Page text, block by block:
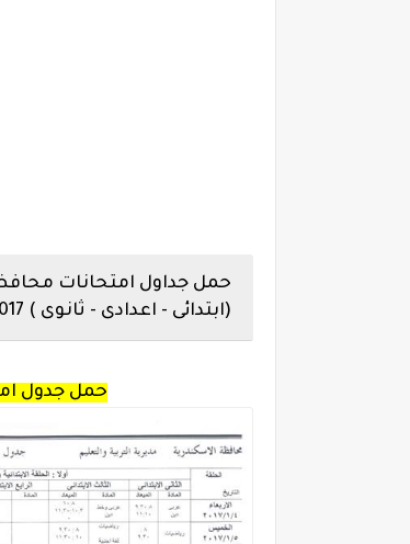
حمل جداول امتحانات
(ابتدائى - اعدادى - ثانوى ) 2017
حمل جدول